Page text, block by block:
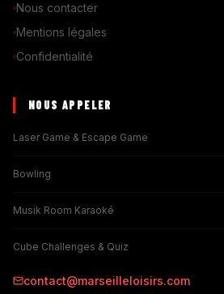
Nous contacter
Mentions légales
Confidentialité
NOUS APPELER
Laser Game & Escape Game
Bowling
Musik Room Karaoké
Cube Challenges & Quiz
contact@marseilleloisirs.com